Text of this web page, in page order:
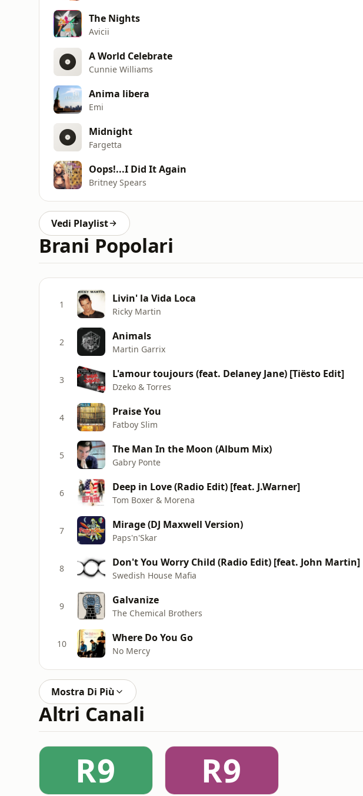
The Nights
Avicii
A World Celebrate
Cunnie Williams
Anima libera
Emi
Midnight
Fargetta
Oops!...I Did It Again
Britney Spears
Vedi Playlist
Brani Popolari
1 Livin' la Vida Loca
Ricky Martin
2 Animals
Martin Garrix
3 L'amour toujours (feat. Delaney Jane) [Tiësto Edit]
Dzeko & Torres
4 Praise You
Fatboy Slim
5 The Man In the Moon (Album Mix)
Gabry Ponte
6 Deep in Love (Radio Edit) [feat. J.Warner]
Tom Boxer & Morena
7 Mirage (DJ Maxwell Version)
Paps'n'Skar
8 Don't You Worry Child (Radio Edit) [feat. John Martin]
Swedish House Mafia
9 Galvanize
The Chemical Brothers
10 Where Do You Go
No Mercy
Mostra Di Più
Altri Canali
R9 R9